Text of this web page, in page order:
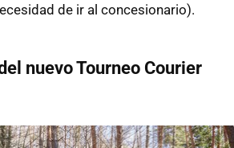
de ir al concesionario).
nuevo Tourneo Courier